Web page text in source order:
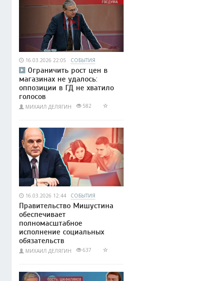
16.03.2026 22:05 СОБЫТИЯ
Ограничить рост цен в
магазинах не удалось:
оппозиции в ГД не хватило
голосов
МИХАИЛ ДЕЛЯГИН 582
16.03.2026 12:44 СОБЫТИЯ
Правительство Мишустина
обеспечивает
полномасштабное
исполнение социальных
обязательств
МИХАИЛ ДЕЛЯГИН 637